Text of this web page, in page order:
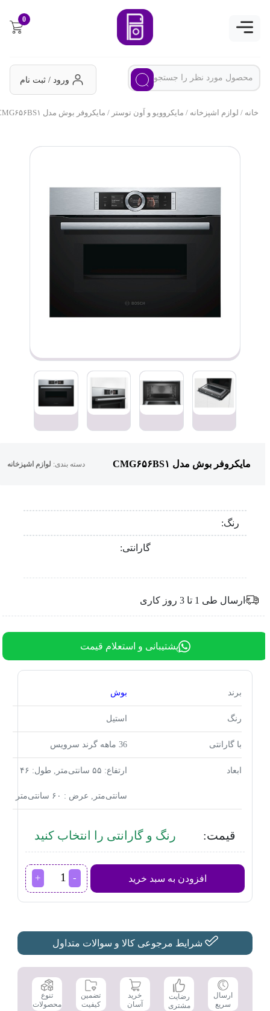
0
ورود / ثبت نام
خانه/ لوازم اشپزخانه/ مایکروویو و اَون توستر/ مایکروفر بوش مدل CMG۶۵۶BS۱
مایکروفر بوش مدل CMG۶۵۶BS۱ دسته بندی:لوازم اشپزخانه
رنگ:
گارانتی:
ارسال طی 1 تا 3 روز کاری
پشتیبانی و استعلام قیمت
برند بوش
رنگ استیل
با گارانتی 36 ماهه گرند سرویس
ابعاد ارتفاع: ۵۵ سانتی‌متر, طول: ۴۶
سانتی‌متر, عرض : ۶۰ سانتی‌متر
قیمت: رنگ و گارانتی را انتخاب کنید
افزودن به سبد خرید
مایکروفر
بوش
شرایط مرجوعی کالا و سوالات متداول
ارسال
سریع
رضایت
مشتری
خرید
آسان
تضمین
کیفیت
تنوع
محصولات